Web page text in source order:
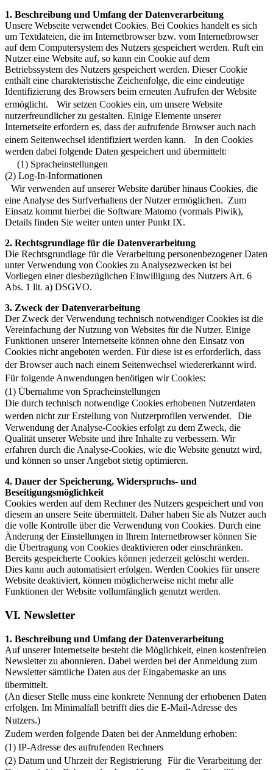
1. Beschreibung und Umfang der Datenverarbeitung
Unsere Webseite verwendet Cookies. Bei Cookies handelt es sich
um Textdateien, die im Internetbrowser bzw. vom Internetbrowser
auf dem Computersystem des Nutzers gespeichert werden. Ruft ein
Nutzer eine Website auf, so kann ein Cookie auf dem
Betriebssystem des Nutzers gespeichert werden. Dieser Cookie
enthält eine charakteristische Zeichenfolge, die eine eindeutige
Identifizierung des Browsers beim erneuten Aufrufen der Website
ermöglicht. Wir setzen Cookies ein, um unsere Website
nutzerfreundlicher zu gestalten. Einige Elemente unserer
Internetseite erfordern es, dass der aufrufende Browser auch nach
einem Seitenwechsel identifiziert werden kann. In den Cookies
werden dabei folgende Daten gespeichert und übermittelt:
(1) Spracheinstellungen
(2) Log-In-Informationen
Wir verwenden auf unserer Website darüber hinaus Cookies, die
eine Analyse des Surfverhaltens der Nutzer ermöglichen. Zum
Einsatz kommt hierbei die Software Matomo (vormals Piwik),
Details finden Sie weiter unten unter Punkt IX.
2. Rechtsgrundlage für die Datenverarbeitung
Die Rechtsgrundlage für die Verarbeitung personenbezogener Daten
unter Verwendung von Cookies zu Analysezwecken ist bei
Vorliegen einer diesbezüglichen Einwilligung des Nutzers Art. 6
Abs. 1 lit. a) DSGVO.
3. Zweck der Datenverarbeitung
Der Zweck der Verwendung technisch notwendiger Cookies ist die
Vereinfachung der Nutzung von Websites für die Nutzer. Einige
Funktionen unserer Internetseite können ohne den Einsatz von
Cookies nicht angeboten werden. Für diese ist es erforderlich, dass
der Browser auch nach einem Seitenwechsel wiedererkannt wird.
Für folgende Anwendungen benötigen wir Cookies:
(1) Übernahme von Spracheinstellungen
Die durch technisch notwendige Cookies erhobenen Nutzerdaten
werden nicht zur Erstellung von Nutzerprofilen verwendet. Die
Verwendung der Analyse-Cookies erfolgt zu dem Zweck, die
Qualität unserer Website und ihre Inhalte zu verbessern. Wir
erfahren durch die Analyse-Cookies, wie die Website genutzt wird,
und können so unser Angebot stetig optimieren.
4. Dauer der Speicherung, Widerspruchs- und
Beseitigungsmöglichkeit
Cookies werden auf dem Rechner des Nutzers gespeichert und von
diesem an unsere Seite übermittelt. Daher haben Sie als Nutzer auch
die volle Kontrolle über die Verwendung von Cookies. Durch eine
Änderung der Einstellungen in Ihrem Internetbrowser können Sie
die Übertragung von Cookies deaktivieren oder einschränken.
Bereits gespeicherte Cookies können jederzeit gelöscht werden.
Dies kann auch automatisiert erfolgen. Werden Cookies für unsere
Website deaktiviert, können möglicherweise nicht mehr alle
Funktionen der Website vollumfänglich genutzt werden.
VI. Newsletter
1. Beschreibung und Umfang der Datenverarbeitung
Auf unserer Internetseite besteht die Möglichkeit, einen kostenfreien
Newsletter zu abonnieren. Dabei werden bei der Anmeldung zum
Newsletter sämtliche Daten aus der Eingabemaske an uns
übermittelt.
(An dieser Stelle muss eine konkrete Nennung der erhobenen Daten
erfolgen. Im Minimalfall betrifft dies die E-Mail-Adresse des
Nutzers.)
Zudem werden folgende Daten bei der Anmeldung erhoben:
(1) IP-Adresse des aufrufenden Rechners
(2) Datum und Uhrzeit der Registrierung Für die Verarbeitung der